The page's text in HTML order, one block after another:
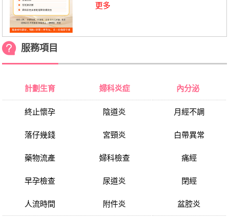
更多
服務項目
計劃生育
終止懷孕
落仔幾錢
藥物流產
早孕檢查
人流時間
婦科炎症
陰道炎
宮頸炎
婦科檢查
尿道炎
附件炎
內分泌
月經不調
白帶異常
痛經
閉經
盆腔炎